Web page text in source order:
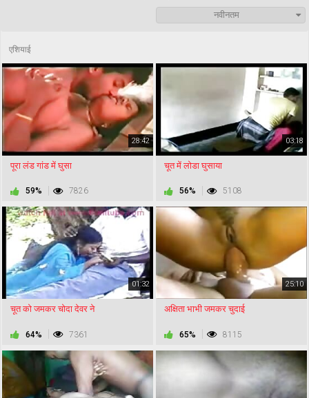
नवीनतम
एशियाई
28:42
पूरा लंड गांड में घुसा
59% 7826
03:18
चूत में लोडा घुसाया
56% 5108
01:32
चूत को जमकर चोदा देवर ने
64% 7361
25:10
अक्षिता भाभी जमकर चुदाई
65% 8115